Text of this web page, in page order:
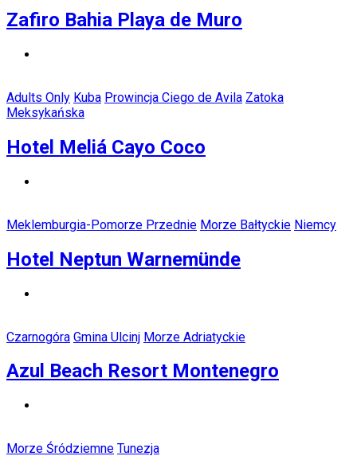
Zafiro Bahia Playa de Muro
Adults Only Kuba Prowincja Ciego de Avila Zatoka
Meksykańska
Hotel Meliá Cayo Coco
Meklemburgia-Pomorze Przednie Morze Bałtyckie Niemcy
Hotel Neptun Warnemünde
Czarnogóra Gmina Ulcinj Morze Adriatyckie
Azul Beach Resort Montenegro
Morze Śródziemne Tunezja